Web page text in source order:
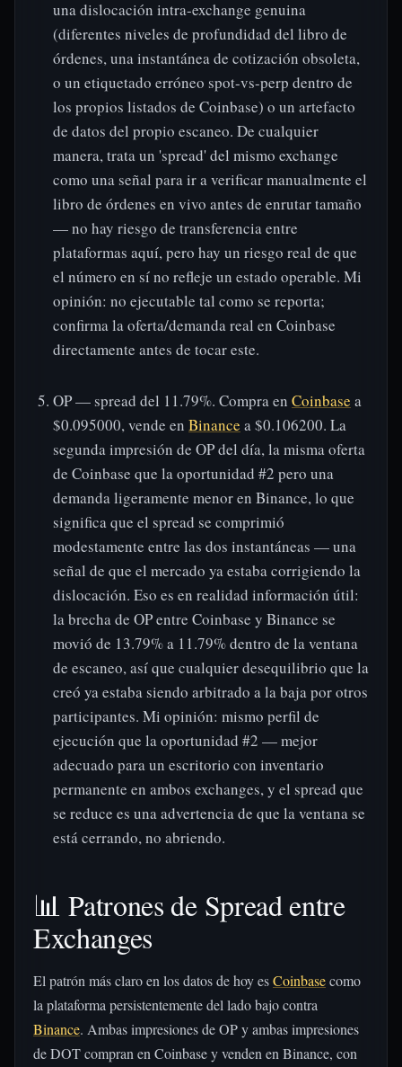
una dislocación intra-exchange genuina
(diferentes niveles de profundidad del libro de
órdenes, una instantánea de cotización obsoleta,
o un etiquetado erróneo spot-vs-perp dentro de
los propios listados de Coinbase) o un artefacto
de datos del propio escaneo. De cualquier
manera, trata un 'spread' del mismo exchange
como una señal para ir a verificar manualmente el
libro de órdenes en vivo antes de enrutar tamaño
— no hay riesgo de transferencia entre
plataformas aquí, pero hay un riesgo real de que
el número en sí no refleje un estado operable. Mi
opinión: no ejecutable tal como se reporta;
confirma la oferta/demanda real en Coinbase
directamente antes de tocar este.
OP — spread del 11.79%. Compra en Coinbase a
$0.095000, vende en Binance a $0.106200. La
segunda impresión de OP del día, la misma oferta
de Coinbase que la oportunidad #2 pero una
demanda ligeramente menor en Binance, lo que
significa que el spread se comprimió
modestamente entre las dos instantáneas — una
señal de que el mercado ya estaba corrigiendo la
dislocación. Eso es en realidad información útil:
la brecha de OP entre Coinbase y Binance se
movió de 13.79% a 11.79% dentro de la ventana
de escaneo, así que cualquier desequilibrio que la
creó ya estaba siendo arbitrado a la baja por otros
participantes. Mi opinión: mismo perfil de
ejecución que la oportunidad #2 — mejor
adecuado para un escritorio con inventario
permanente en ambos exchanges, y el spread que
se reduce es una advertencia de que la ventana se
está cerrando, no abriendo.
📊 Patrones de Spread entre
Exchanges
El patrón más claro en los datos de hoy esCoinbasecomo
la plataforma persistentemente del lado bajo contra
Binance. Ambas impresiones de OP y ambas impresiones
de DOT compran en Coinbase y venden en Binance, con